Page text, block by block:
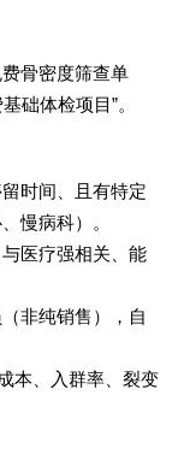
骨密度筛查单
础体检项目”。
时间、且有特定
慢病科）。
医疗强相关、能
非纯销售），自
本、入群率、裂变